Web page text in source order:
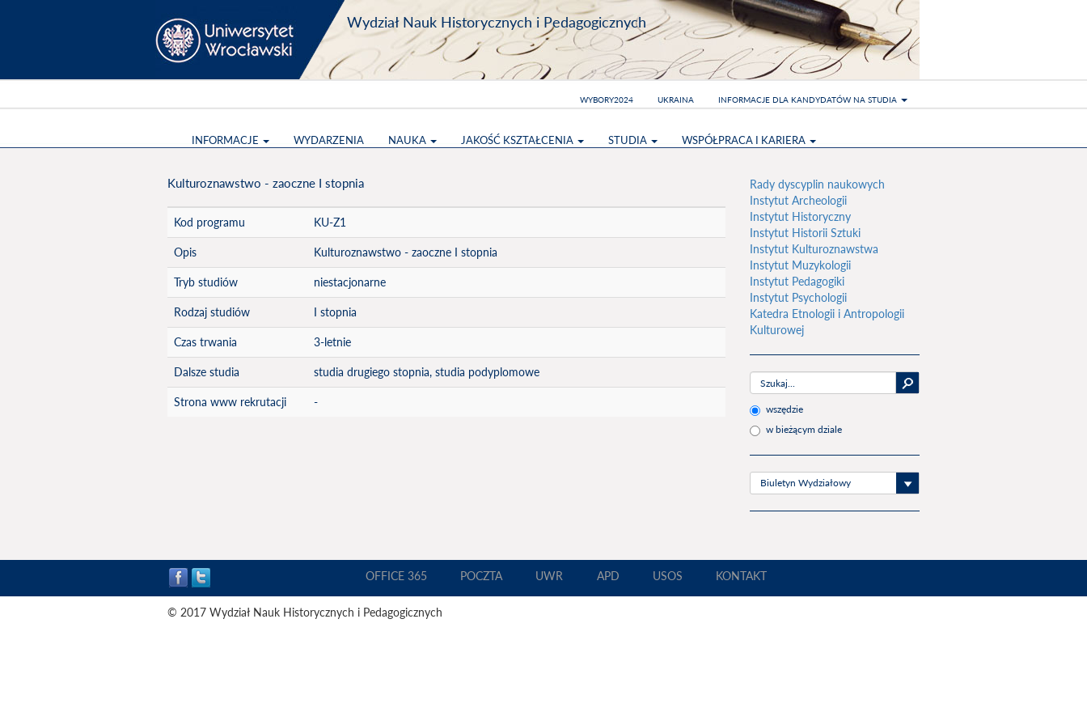
Wydział Nauk Historycznych i Pedagogicznych
INFORMACJE WYDARZENIA NAUKA JAKOŚĆ KSZTAŁCENIA STUDIA WSPÓŁPRACA I KARIERA
WYBORY2024 UKRAINA INFORMACJE DLA KANDYDATÓW NA STUDIA
Kulturoznawstwo - zaoczne I stopnia
Kod programu KU-Z1
Opis Kulturoznawstwo - zaoczne I stopnia
Tryb studiów niestacjonarne
Rodzaj studiów I stopnia
Czas trwania 3-letnie
Dalsze studia studia drugiego stopnia, studia podyplomowe
Strona www rekrutacji -
Rady dyscyplin naukowych
Instytut Archeologii
Instytut Historyczny
Instytut Historii Sztuki
Instytut Kulturoznawstwa
Instytut Muzykologii
Instytut Pedagogiki
Instytut Psychologii
Katedra Etnologii i Antropologii
Kulturowej
wszędzie
w bieżącym dziale
Biuletyn Wydziałowy
OFFICE 365 POCZTA UWR APD USOS KONTAKT
© 2017 Wydział Nauk Historycznych i Pedagogicznych